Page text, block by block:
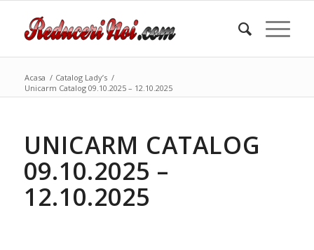
Acasa / Catalog Lady’s /
Unicarm Catalog 09.10.2025 – 12.10.2025
UNICARM CATALOG
09.10.2025 –
12.10.2025